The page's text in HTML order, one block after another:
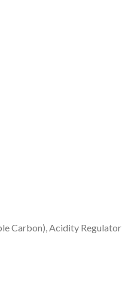
Carbon), Acidity Regulator